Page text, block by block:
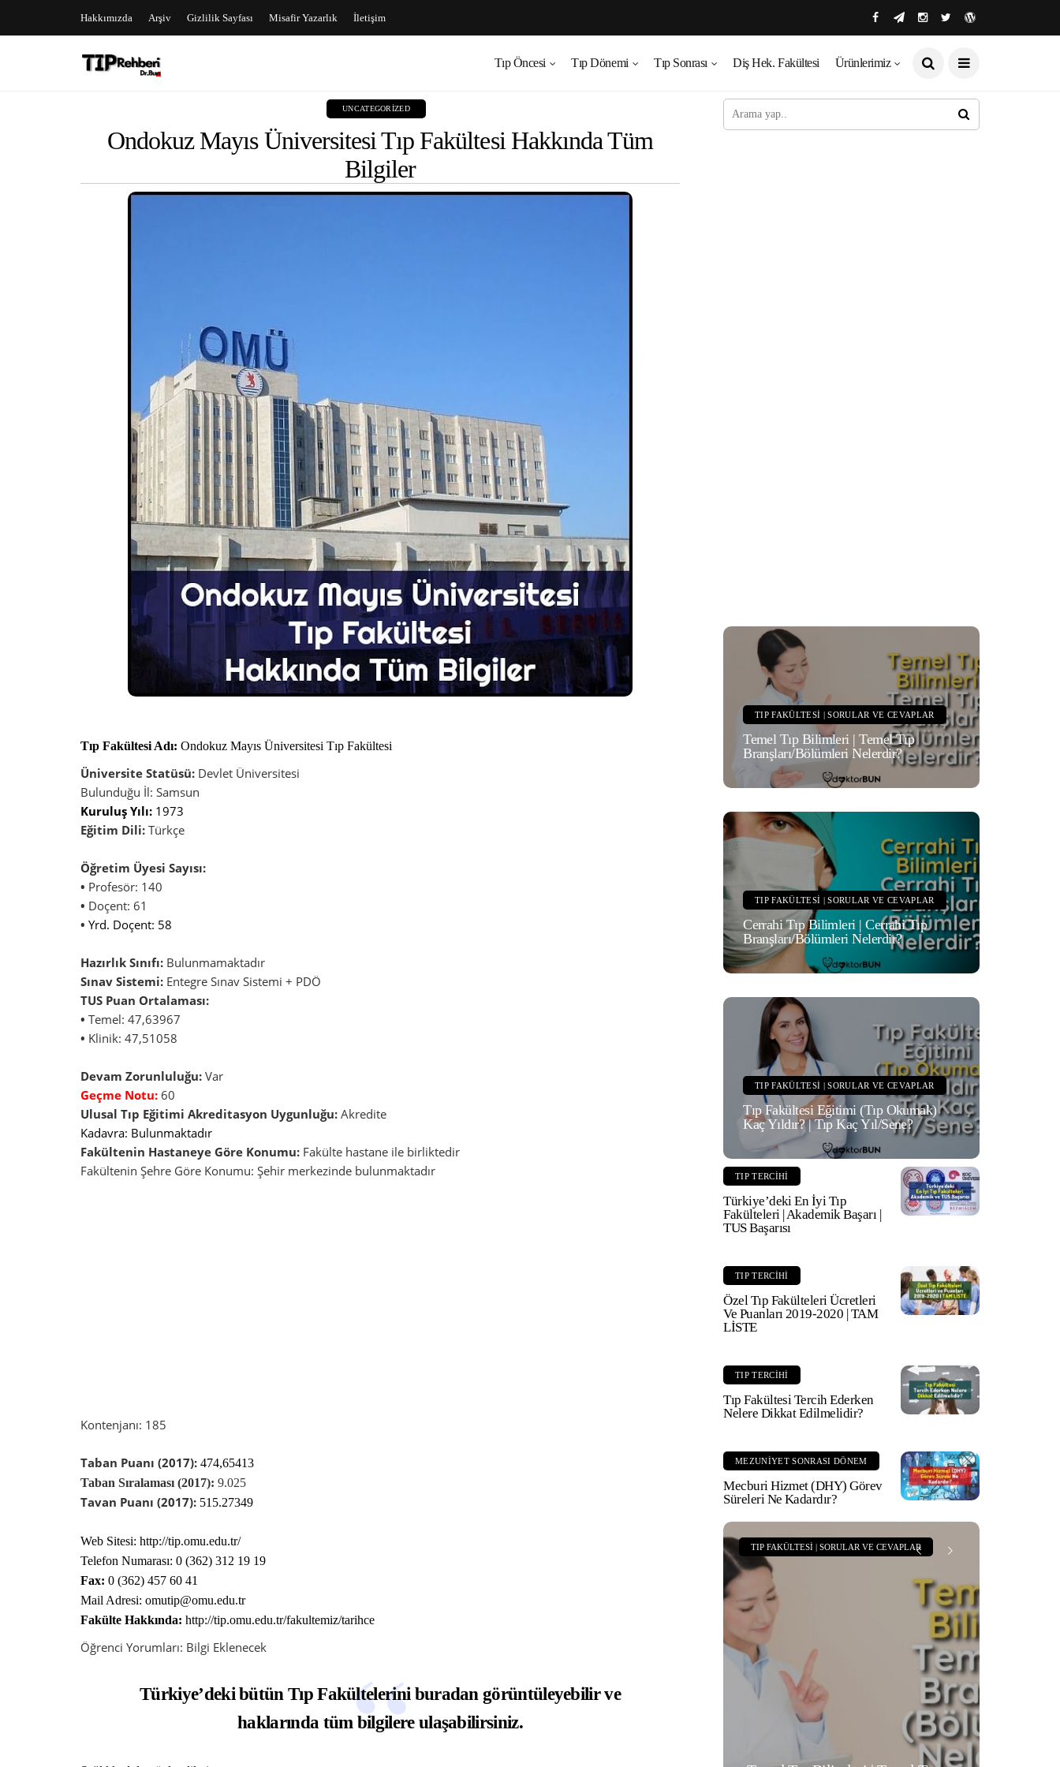
Hakkımızda Arşiv Gizlilik Sayfası Misafir Yazarlık İletişim
Tıp Öncesi Tıp Dönemi Tıp Sonrası Diş Hek. Fakültesi Ürünlerimiz
UNCATEGORIZED
Ondokuz Mayıs Üniversitesi Tıp Fakültesi Hakkında Tüm
Bilgiler
Tıp Fakültesi Adı: Ondokuz Mayıs Üniversitesi Tıp Fakültesi
Üniversite Statüsü: Devlet Üniversitesi
Bulunduğu İl: Samsun
Kuruluş Yılı: 1973
Eğitim Dili: Türkçe
Öğretim Üyesi Sayısı:
• Profesör: 140
• Doçent: 61
• Yrd. Doçent: 58
Hazırlık Sınıfı: Bulunmamaktadır
Sınav Sistemi: Entegre Sınav Sistemi + PDÖ
TUS Puan Ortalaması:
• Temel: 47,63967
• Klinik: 47,51058
Devam Zorunluluğu: Var
Geçme Notu: 60
Ulusal Tıp Eğitimi Akreditasyon Uygunluğu: Akredite
Kadavra: Bulunmaktadır
Fakültenin Hastaneye Göre Konumu: Fakülte hastane ile birliktedir
Fakültenin Şehre Göre Konumu: Şehir merkezinde bulunmaktadır
Kontenjanı: 185
Taban Puanı (2017): 474,65413
Taban Sıralaması (2017): 9.025
Tavan Puanı (2017): 515.27349
Web Sitesi: http://tip.omu.edu.tr/
Telefon Numarası: 0 (362) 312 19 19
Fax: 0 (362) 457 60 41
Mail Adresi: omutip@omu.edu.tr
Fakülte Hakkında: http://tip.omu.edu.tr/fakultemiz/tarihce
Öğrenci Yorumları: Bilgi Eklenecek
Türkiye’deki bütün Tıp Fakültelerini buradangörüntüleyebilir ve
haklarında tüm bilgilere ulaşabilirsiniz.
TIP FAKÜLTESI | SORULAR VE CEVAPLAR
Temel Tıp Bilimleri | Temel Tıp
Branşları/Bölümleri Nelerdir?
TIP FAKÜLTESI | SORULAR VE CEVAPLAR
Cerrahi Tıp Bilimleri | Cerrahi Tıp
Branşları/Bölümleri Nelerdir?
TIP FAKÜLTESI | SORULAR VE CEVAPLAR
Tıp Fakültesi Eğitimi (Tıp Okumak)
Kaç Yıldır? | Tıp Kaç Yıl/Sene?
TIP TERCIHI
Türkiye’deki En İyi Tıp
Fakülteleri | Akademik Başarı |
TUS Başarısı
TIP TERCIHI
Özel Tıp Fakülteleri Ücretleri
Ve Puanları 2019-2020 | TAM
LİSTE
TIP TERCIHI
Tıp Fakültesi Tercih Ederken
Nelere Dikkat Edilmelidir?
MEZUNIYET SONRASI DÖNEM
Mecburi Hizmet (DHY) Görev
Süreleri Ne Kadardır?
TIP FAKÜLTESI | SORULAR VE CEVAPLAR